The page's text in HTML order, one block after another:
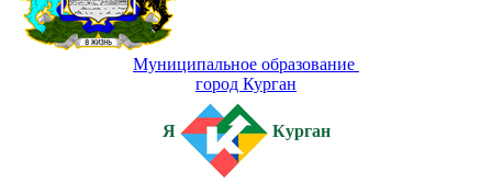
Муниципальное образование
город Курган
Я Курган